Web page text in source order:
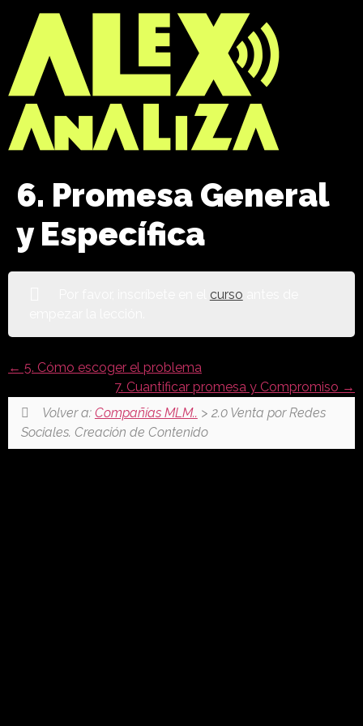
6. Promesa General
y Específica
curso
5. Cómo escoger el problema
7. Cuantificar promesa y Compromiso
Volver a: Compañías MLM.. > 2.0 Venta por Redes
Sociales. Creación de Contenido